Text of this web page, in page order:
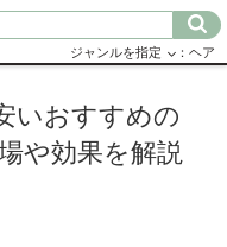
ジャンルを指定 ：ヘア
いおすすめの
や効果を解説